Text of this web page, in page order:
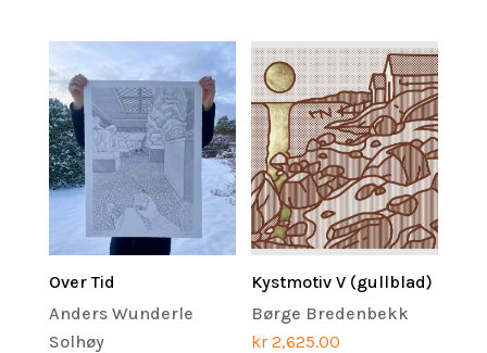
Over Tid
Anders Wunderle
Solhøy
Kystmotiv V (gullblad)
Børge Bredenbekk
kr 2,625.00